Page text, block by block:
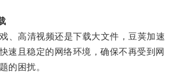
高清视频还是下载大文件，豆荚加速
速且稳定的网络环境，确保不再受到网
的困扰。